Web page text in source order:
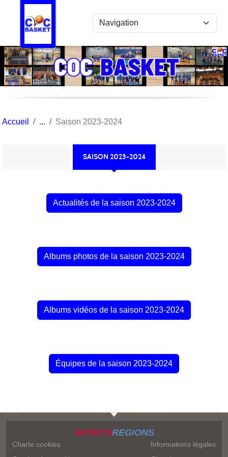
Accueil Saison 2023-2024
SAISON 2023-2024
Actualités de la saison 2023-2024
Albums photos de la saison 2023-2024
Albums vidéos de la saison 2023-2024
Équipes de la saison 2023-2024
SPORTSREGIONS
Charte cookies
Informations légales
Panneau de gestion des cookies